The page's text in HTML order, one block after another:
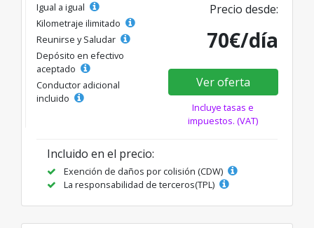
Igual a igual
Kilometraje ilimitado
Reunirse y Saludar
Depósito en efectivo
aceptado
Conductor adicional
incluido
Precio desde:
70€/día
Ver oferta
Incluye tasas e
impuestos. (VAT)
Incluido en el precio:
Exención de daños por colisión (CDW)
La responsabilidad de terceros(TPL)